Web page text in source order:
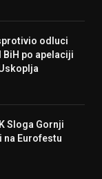
odluci
po apelaciji
Sloga Gornji
na Eurofestu